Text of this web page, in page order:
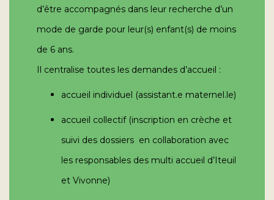
d’être accompagnés dans leur recherche d’un
mode de garde pour leur(s) enfant(s) de moins
de 6 ans.
Il centralise toutes les demandes d’accueil :
accueil individuel (assistant.e maternel.le)
accueil collectif (inscription en crèche et
suivi des dossiers en collaboration avec
les responsables des multi accueil d’Iteuil
et Vivonne)